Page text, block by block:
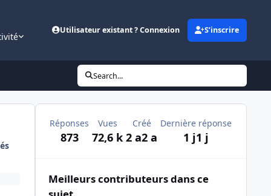
Utilisateur existant ? Connexion S’inscrire
Search...
Réponses
873
Vues
72,6 k
Créé
2 a2 a
Dernière réponse
1 j1 j
Meilleurs contributeurs dans ce